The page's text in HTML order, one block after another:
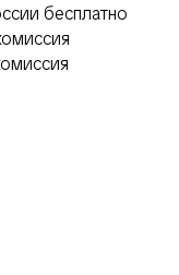
бесплатно